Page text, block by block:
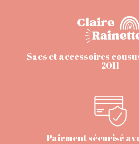
Sacs et accessoires
2011
Paiement sécurisé